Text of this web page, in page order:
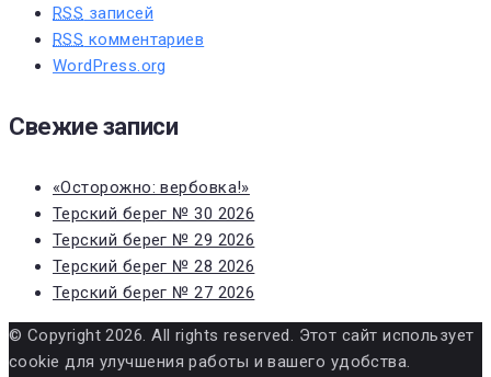
RSS записей
RSS комментариев
WordPress.org
Свежие записи
«Осторожно: вербовка!»
Терский берег № 30 2026
Терский берег № 29 2026
Терский берег № 28 2026
Терский берег № 27 2026
© Copyright 2026. All rights reserved. Этот сайт использует
cookie для улучшения работы и вашего удобства.